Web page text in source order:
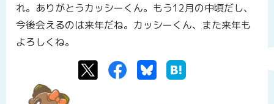
れ。ありがとうカッシーくん。もう12月の中頃だし、
今後会えるのは来年だね。カッシーくん、また来年も
よろしくね。
TwitterFacebookBluesky はてなブックマーク